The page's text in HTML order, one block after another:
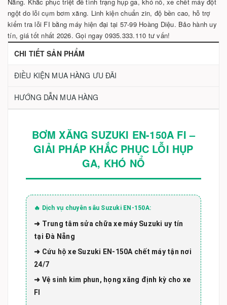
ngột do lỗi cụm bơm xăng. Linh kiện chuẩn zin, độ bền cao, hỗ trợ
kiểm tra lỗi FI bằng máy hiện đại tại 57-99 Hoàng Diệu. Bảo hành uy
tín, giá tốt nhất 2026. Gọi ngay 0935.333.110 tư vấn!
CHI TIẾT SẢN PHẨM
ĐIỀU KIỆN MUA HÀNG ƯU ĐÃI
HƯỚNG DẪN MUA HÀNG
BƠM XĂNG SUZUKI EN-150A FI –
GIẢI PHÁP KHẮC PHỤC LỖI HỤP
GA, KHÓ NỔ
🔥 Dịch vụ chuyên sâu Suzuki EN-150A:
➜ Trung tâm sửa chữa xe máy Suzuki uy tín
tại Đà Nẵng
➜ Cứu hộ xe Suzuki EN-150A chết máy tận nơi
24/7
➜ Vệ sinh kim phun, họng xăng định kỳ cho xe
FI